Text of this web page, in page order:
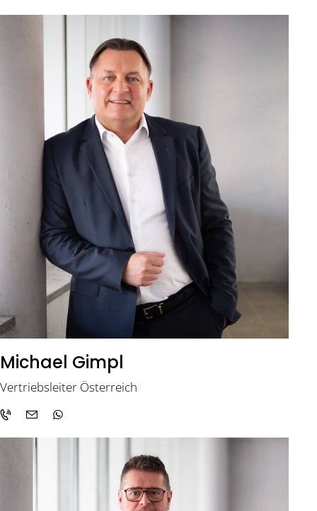
Michael Gimpl
Vertriebsleiter Österreich